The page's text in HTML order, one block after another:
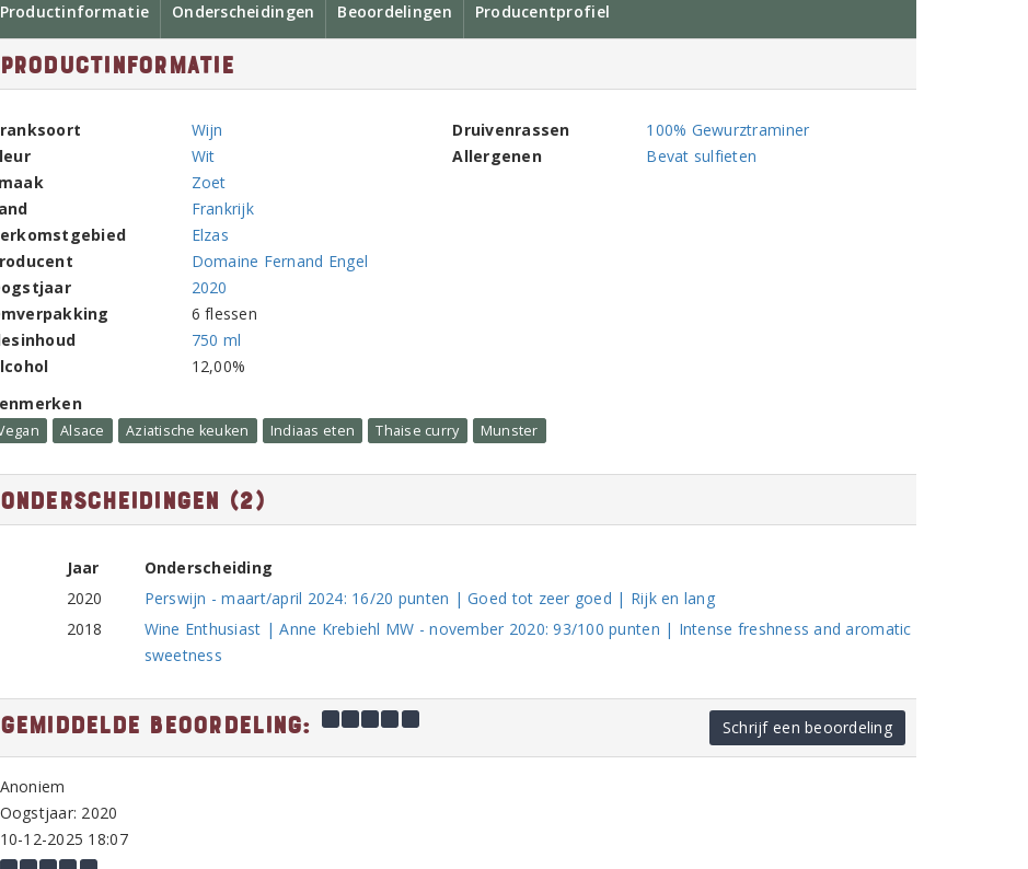
Productinformatie Onderscheidingen Beoordelingen Producentprofiel
Productinformatie
Wijn
Wit
Zoet
Frankrijk
Elzas
Domaine Fernand Engel
2020
6 flessen
750 ml
12,00%
Druivenrassen
100% Gewurztraminer
Allergenen
Bevat sulfieten
Alsace Aziatische keuken Indiaas eten Thaise curry Munster
Onderscheidingen (2)
Jaar
Onderscheiding
2020
Perswijn - maart/april 2024: 16/20 punten | Goed tot zeer goed | Rijk en lang
2018
Wine Enthusiast | Anne Krebiehl MW - november 2020: 93/100 punten | Intense freshness and aromatic
sweetness
Gemiddelde beoordeling: Schrijf een beoordeling
Anoniem
Oogstjaar: 2020
10-12-2025 18:07